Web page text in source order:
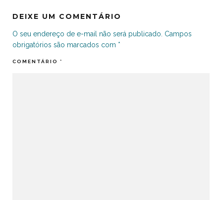
DEIXE UM COMENTÁRIO
O seu endereço de e-mail não será publicado. Campos
obrigatórios são marcados com *
COMENTÁRIO *